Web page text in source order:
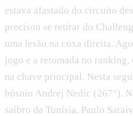
estava afastado do circuito
precisou se retirar do
uma lesão na coxa direita.
jogo e a retomada no
na chave principal. Nesta
bósnio Andrej Nedic (267°).
saibro da Tunísia, Paulo